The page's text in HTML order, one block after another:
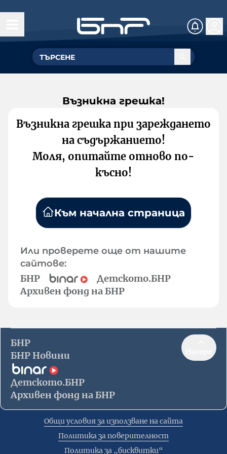
Възникна грешка!
Възникна грешка при зареждането
на съдържанието!
Моля, опитайте отново по-
късно!
Към начална страница
Или проверете още от нашите
сайтове:
БНР
Детското.БНР
Архивен фонд на БНР
БНР
БНР Новини
Детското.БНР
Архивен фонд на БНР
Общи условия за използване на сайта
Политика за поверителност
Политика за „бисквитки“